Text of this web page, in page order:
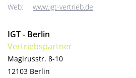
Web:
www.igt-vertrieb.de
IGT - Berlin
Vertriebspartner
Magirusstr. 8-10
12103 Berlin